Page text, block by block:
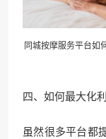
同城按摩服务平台如
四、如何最大化
虽然很多平台都